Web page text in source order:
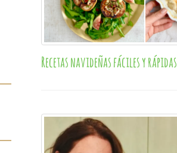
Recetas navideñas fáciles y rápidas